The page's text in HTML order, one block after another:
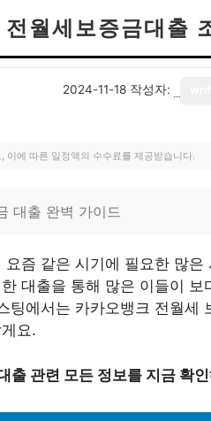
월세보증금대출
2024-11-18 작성자:
이에 따른 일정액의 수수료를 제공받습니다.
대출 완벽 가이드
즘 같은 시기에 필요한 많
대출을 통해 많은 이들이
팅에서는 카카오뱅크 전월세
요.
출 관련 모든 정보를 지금 확